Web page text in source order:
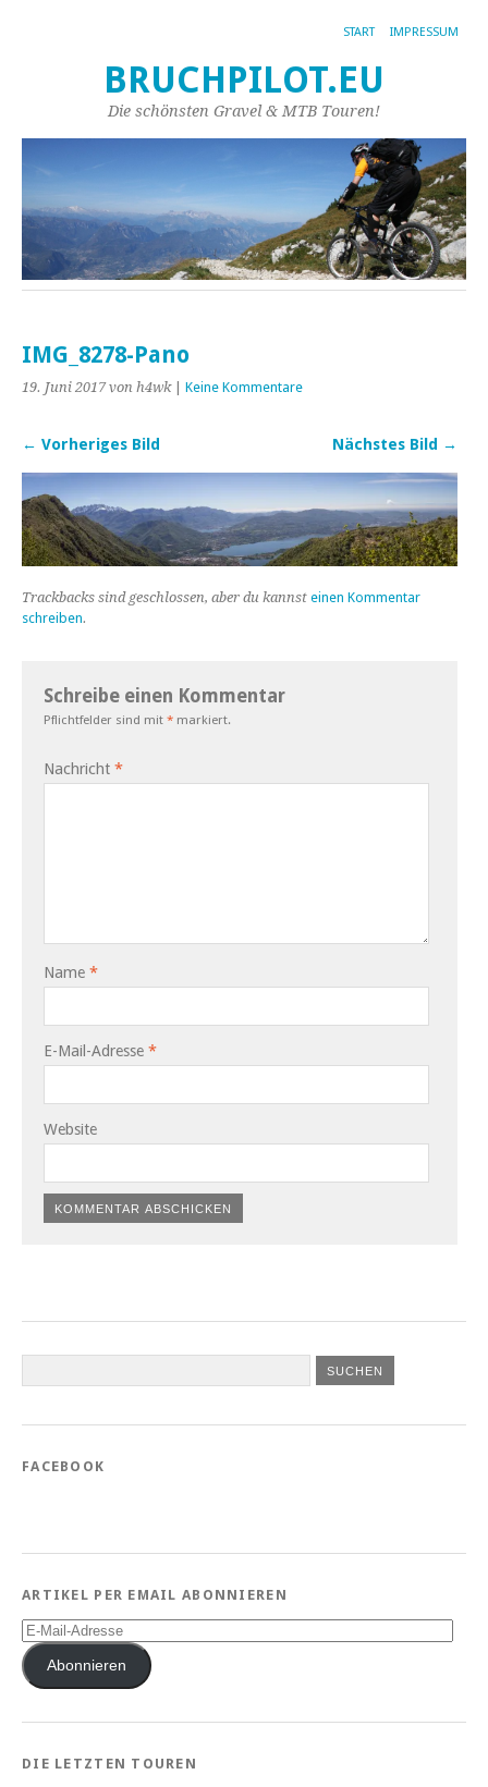
START IMPRESSUM
BRUCHPILOT.EU
Die schönsten Gravel & MTB Touren!
IMG_8278-Pano
19. Juni 2017 von h4wk| Keine Kommentare
← Vorheriges Bild Nächstes Bild →
Trackbacks sind geschlossen, aber du kannst einen Kommentar
schreiben.
Schreibe einen Kommentar
Pflichtfelder sind mit * markiert.
Nachricht *
Name *
E-Mail-Adresse *
Website
FACEBOOK
ARTIKEL PER EMAIL ABONNIEREN
E-
Mail-
AdresseAbonnieren
DIE LETZTEN TOUREN